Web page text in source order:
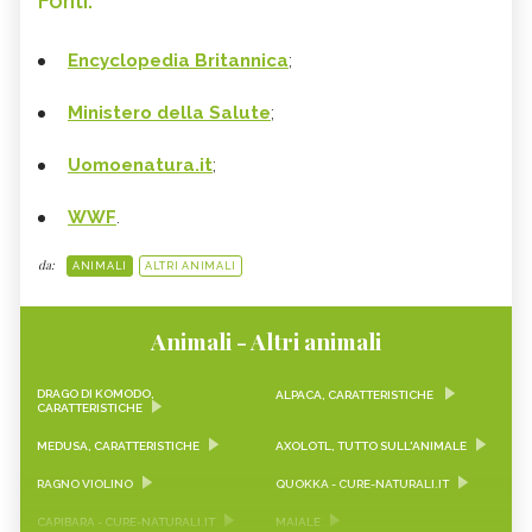
Encyclopedia Britannica;
Ministero della Salute;
Uomoenatura.it;
WWF.
da: ANIMALI ALTRI ANIMALI
Animali - Altri animali
DRAGO DI KOMODO,
CARATTERISTICHE
ALPACA, CARATTERISTICHE
MEDUSA, CARATTERISTICHE AXOLOTL, TUTTO SULL'ANIMALE
RAGNO VIOLINO QUOKKA - CURE-NATURALI.IT
CAPIBARA - CURE-NATURALI.IT MAIALE